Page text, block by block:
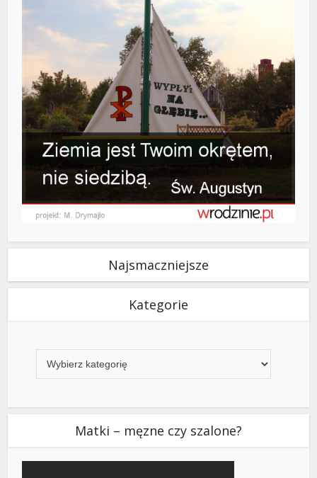
Najsmaczniejsze
Kategorie
Matki – męzne czy szalone?